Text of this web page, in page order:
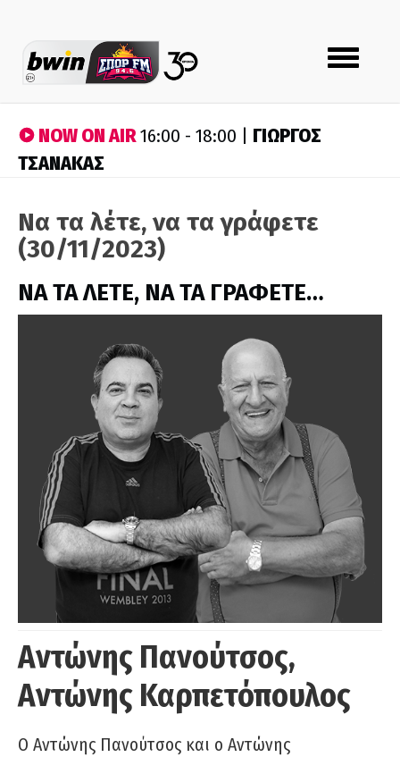
Toggle
navigation
NOW ON AIR16:00 - 18:00 | ΓΙΩΡΓΟΣ
ΤΣΑΝΑΚΑΣ
Να τα λέτε, να τα γράφετε
(30/11/2023)
ΝΑ ΤΑ ΛΕΤΕ, ΝΑ ΤΑ ΓΡΑΦΕΤΕ…
Αντώνης Πανούτσος,
Αντώνης Καρπετόπουλος
Ο Αντώνης Πανούτσος και ο Αντώνης